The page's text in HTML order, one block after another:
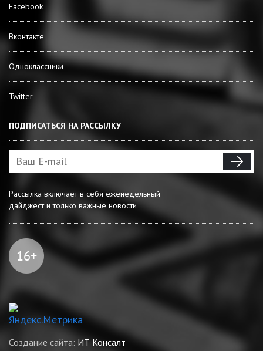
Facebook
Вконтакте
Одноклассники
Twitter
ПОДПИСАТЬСЯ НА РАССЫЛКУ
Рассылка включает в себя еженедельный
дайджест и только важные новости
Создание сайта: ИТ Консалт